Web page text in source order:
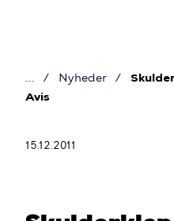
Brødkrumme
Nyheder
Avis
15.12.2011